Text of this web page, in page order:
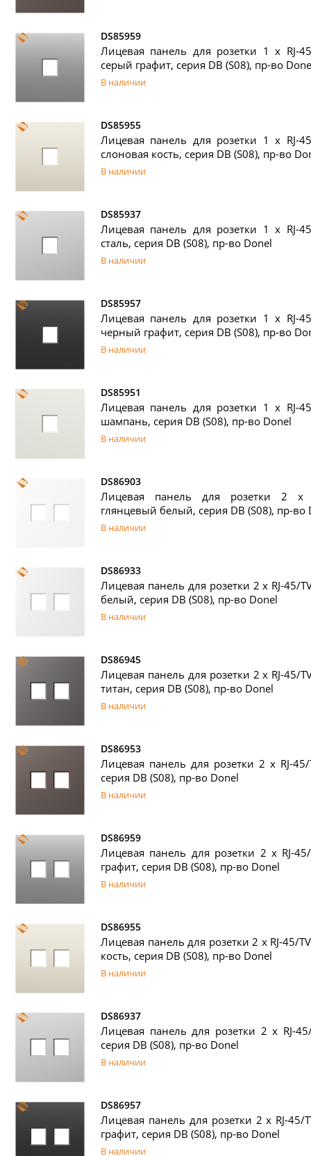
DS85959
Лицевая панель для розетки 1 х RJ-
серый графит, серия DB (S08), пр-во
В наличии
DS85955
Лицевая панель для розетки 1 х RJ-
слоновая кость, серия DB (S08), пр-во
В наличии
DS85937
Лицевая панель для розетки 1 х RJ-
сталь, серия DB (S08), пр-во Donel
В наличии
DS85957
Лицевая панель для розетки 1 х RJ-
черный графит, серия DB (S08), пр-во
В наличии
DS85951
Лицевая панель для розетки 1 х RJ-
шампань, серия DB (S08), пр-во Donel
В наличии
DS86903
Лицевая панель для розетки 2 х
глянцевый белый, серия DB (S08), пр-во
В наличии
DS86933
Лицевая панель для розетки 2 х RJ-45/
белый, серия DB (S08), пр-во Donel
В наличии
DS86945
Лицевая панель для розетки 2 х RJ-45/
титан, серия DB (S08), пр-во Donel
В наличии
DS86953
Лицевая панель для розетки 2 х RJ-
серия DB (S08), пр-во Donel
В наличии
DS86959
Лицевая панель для розетки 2 х RJ-
графит, серия DB (S08), пр-во Donel
В наличии
DS86955
Лицевая панель для розетки 2 х RJ-45/
кость, серия DB (S08), пр-во Donel
В наличии
DS86937
Лицевая панель для розетки 2 х RJ-
серия DB (S08), пр-во Donel
В наличии
DS86957
Лицевая панель для розетки 2 х RJ-45/
графит, серия DB (S08), пр-во Donel
В наличии